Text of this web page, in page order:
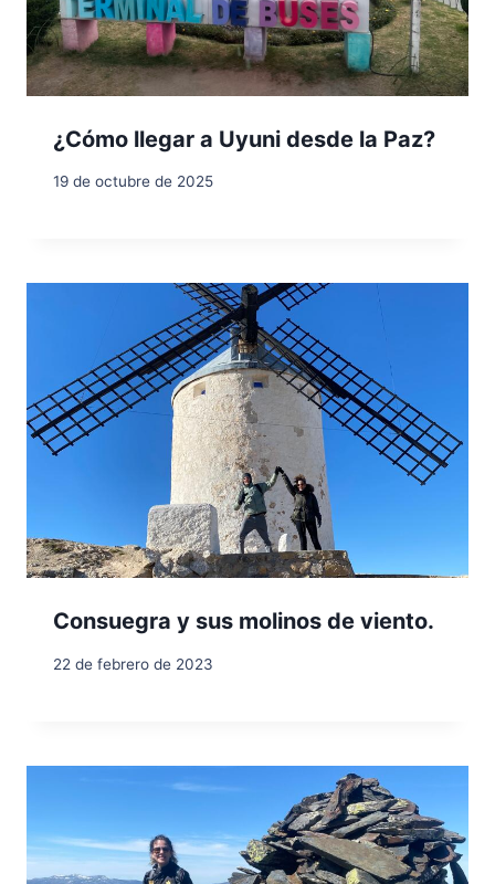
¿Cómo llegar a Uyuni desde la Paz?
19 de octubre de 2025
Consuegra y sus molinos de viento.
22 de febrero de 2023